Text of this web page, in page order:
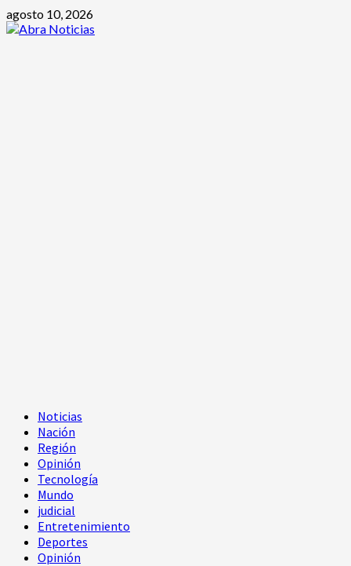
Saltar
al
agosto 10, 2026
Menú
principal
Noticias
Nación
Región
Opinión
Tecnología
Mundo
judicial
Entretenimiento
Deportes
Opinión